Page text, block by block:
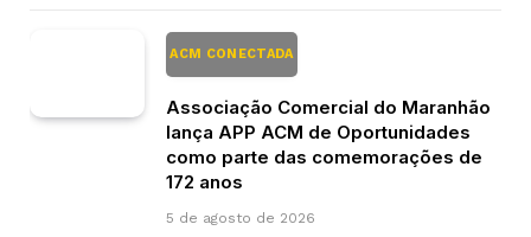
ACM CONECTADA
Associação Comercial do Maranhão
lança APP ACM de Oportunidades
como parte das comemorações de
172 anos
5 de agosto de 2026